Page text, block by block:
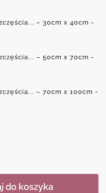
– 30cm x 40cm -
– 50cm x 70cm -
– 70cm x 100cm -
do koszyka